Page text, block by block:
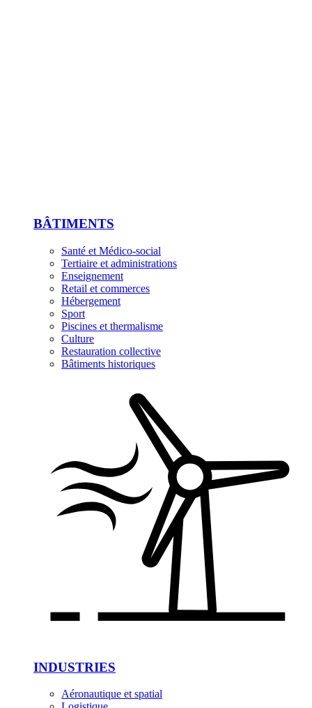
BÂTIMENTS
Santé et Médico-social
Tertiaire et administrations
Enseignement
Retail et commerces
Hébergement
Sport
Piscines et thermalisme
Culture
Restauration collective
Bâtiments historiques
INDUSTRIES
Aéronautique et spatial